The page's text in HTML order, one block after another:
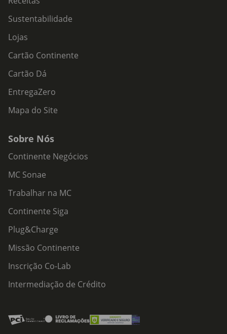
Sustentabilidade
Lojas
Cartão Continente
Cartão Dá
EntregaZero
Mapa do Site
Sobre Nós
Continente Negócios
MC Sonae
Trabalhar na MC
Continente Siga
Plug&Charge
Missão Continente
Inscrição Co-Lab
Intermediação de Crédito